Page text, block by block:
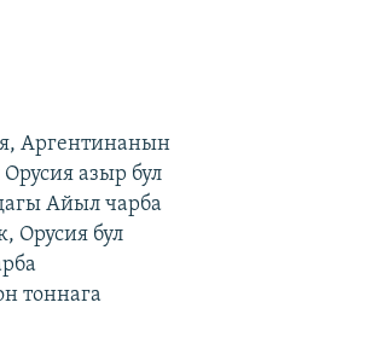
Аргентинанын
азыр бул
Айыл чарба
Орусия бул
тоннага